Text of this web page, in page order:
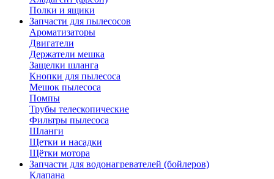
Полки и ящики
Запчасти для пылесосов
Ароматизаторы
Двигатели
Держатели мешка
Защелки шланга
Кнопки для пылесоса
Мешок пылесоса
Помпы
Трубы телескопические
Фильтры пылесоса
Шланги
Щетки и насадки
Щётки мотора
Запчасти для водонагревателей (бойлеров)
Клапана